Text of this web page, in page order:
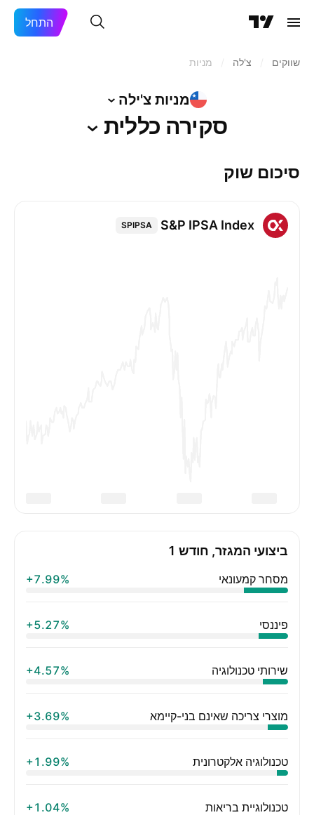
התחל
שווקים צ'לה מניות‏
מניות צ'ילה
סקירה כללית
סיכום שוק
S&P IPSA Index
SPIPSA
ביצועי המגזר, חודש 1
מסחר קמעונאי ‪+7.99%‬
פיננסי ‪+5.27%‬
שירותי טכנולוגיה ‪+4.57%‬
מוצרי צריכה שאינם בני-קיימא ‪+3.69%‬
טכנולוגיה אלקטרונית ‪+1.99%‬
טכנולוגיית בריאות ‪+1.04%‬